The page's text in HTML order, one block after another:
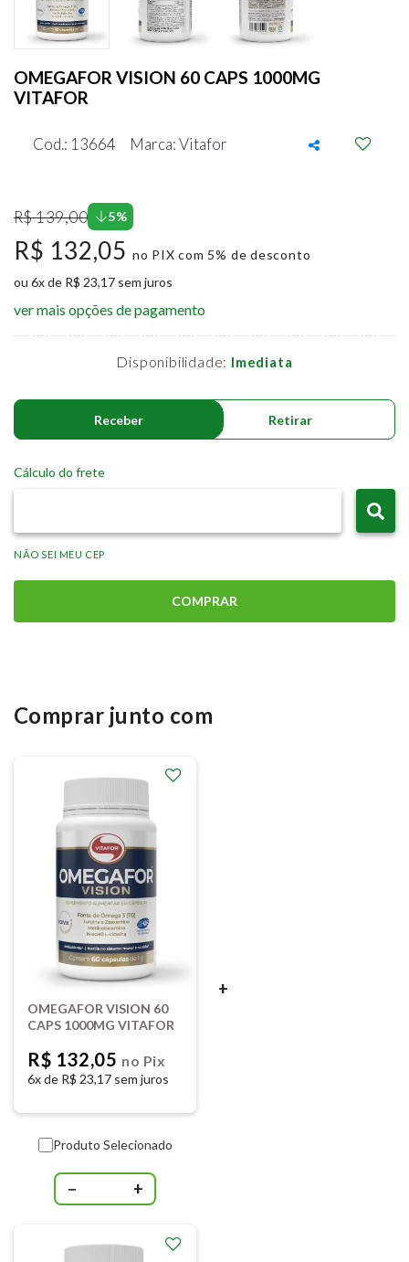
OMEGAFOR VISION 60 CAPS 1000MG
VITAFOR
Cod.: 13664 Marca: Vitafor
R$ 139,00 5%
R$ 132,05 no PIX com 5% de desconto
ou 6x de R$ 23,17 sem juros
ver mais opções de pagamento
Disponibilidade: Imediata
Receber Retirar
Cálculo do frete
NÃO SEI MEU CEP
COMPRAR
Comprar junto com
OMEGAFOR VISION 60
CAPS 1000MG VITAFOR
R$ 132,05 no Pix
6x de R$ 23,17 sem juros
Produto Selecionado
− +
+